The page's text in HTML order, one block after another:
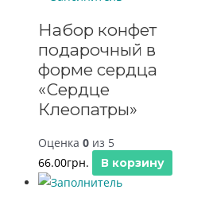
Набор конфет
подарочный в
форме сердца
«Сердце
Клеопатры»
Оценка 0 из 5
66.00грн. В корзину